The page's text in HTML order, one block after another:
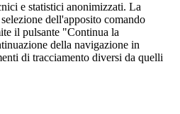
e statistici anonimizzati. La
dell'apposito comando
il pulsante "Continua la
della navigazione in
di tracciamento diversi da quelli